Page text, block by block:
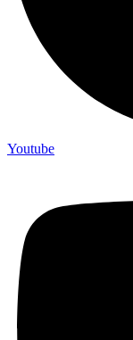
Youtube